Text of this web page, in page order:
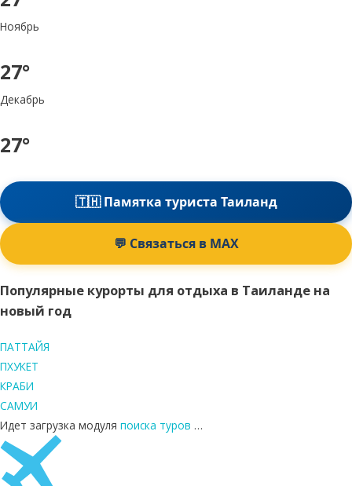
Ноябрь
27°
Декабрь
27°
🇹🇭 Памятка туриста Таиланд
💬 Связаться в MAX
Популярные курорты для отдыха в Таиланде на
новый год
ПАТТАЙЯ
ПХУКЕТ
КРАБИ
САМУИ
Идет загрузка модуля поиска туров …